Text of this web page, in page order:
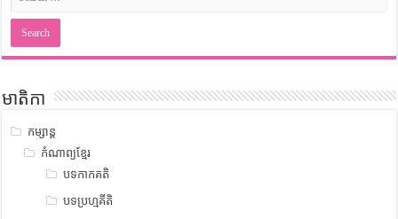
មាតិកា
កម្សាន្ត
កំណាព្យខ្មែរ
បទកាកគតិ
បទប្រហ្មគីតិ